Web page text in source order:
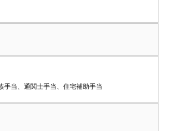
手当、通関士手当、住宅補助手当